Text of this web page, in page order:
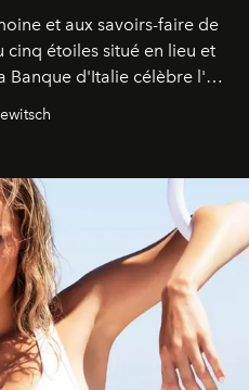
et aux savoirs-faire de
cinq étoiles situé en lieu et
Banque d'Italie célèbre l'art
élégance intemporelle.